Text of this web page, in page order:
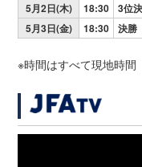
5月2日(木) 18:30
3位
5月3日(金)
18:30 決勝
※時間はすべて現地時間